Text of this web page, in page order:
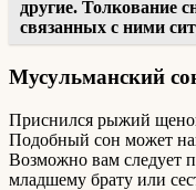
другие. Толкование
связанных с ними
Мусульманский
Приснился рыжий
Подобный сон может
Возможно вам следует
младшему брату или